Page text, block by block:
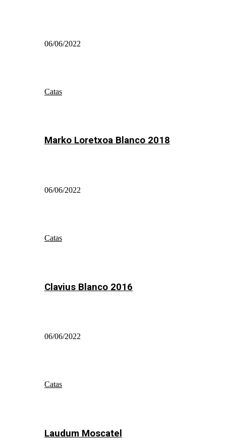
06/06/2022
Catas
Marko Loretxoa Blanco 2018
06/06/2022
Catas
Clavius Blanco 2016
06/06/2022
Catas
Laudum Moscatel